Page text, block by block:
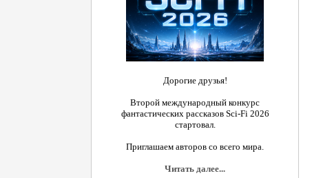
Дорогие друзья!
Второй международный конкурс
фантастических рассказов Sci-Fi 2026
стартовал.
Приглашаем авторов со всего мира.
Читать далее...